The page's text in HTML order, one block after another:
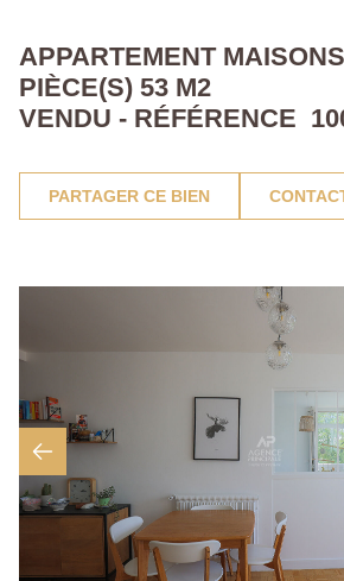
APPARTEMENT
PIÈCE(S) 53 M2
VENDU - RÉFÉRENCE
PARTAGER CE BIEN